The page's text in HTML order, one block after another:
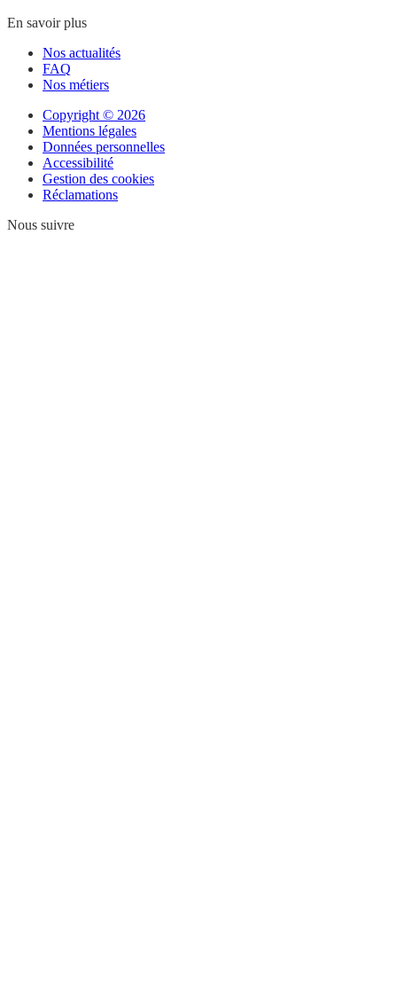
En savoir plus
Nos actualités
FAQ
Nos métiers
Copyright © 2026
Mentions légales
Données personnelles
Accessibilité
Gestion des cookies
Réclamations
Nous suivre